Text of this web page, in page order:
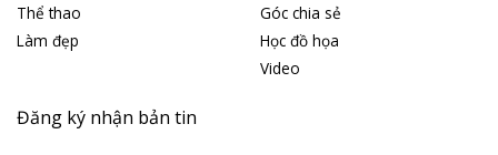
Thể thao
Làm đẹp
Góc chia sẻ
Học đồ họa
Video
Đăng ký nhận bản tin